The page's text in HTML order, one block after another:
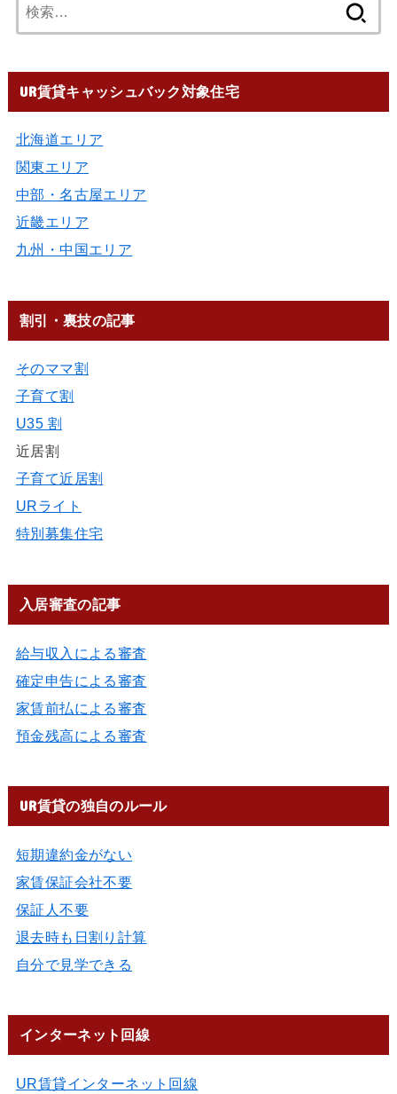
UR賃貸キャッシュバック対象住宅
北海道エリア
関東エリア
中部・名古屋エリア
近畿エリア
九州・中国エリア
割引・裏技の記事
そのママ割
子育て割
U35 割
近居割
子育て近居割
URライト
特別募集住宅
入居審査の記事
給与収入による審査
確定申告による審査
家賃前払による審査
預金残高による審査
UR賃貸の独自のルール
短期違約金がない
家賃保証会社不要
保証人不要
退去時も日割り計算
自分で見学できる
インターネット回線
UR賃貸インターネット回線